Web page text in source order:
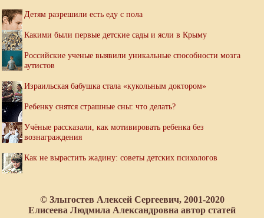
Детям разрешили есть еду с пола
Какими были первые детские сады и ясли в Крыму
Российские ученые выявили уникальные способности мозга
аутистов
Израильская бабушка стала «кукольным доктором»
Ребенку снятся страшные сны: что делать?
Учёные рассказали, как мотивировать ребенка без
вознаграждения
Как не вырастить жадину: советы детских психологов
© Злыгостев Алексей Сергеевич, 2001-2020
Елисеева Людмила Александровна автор статей